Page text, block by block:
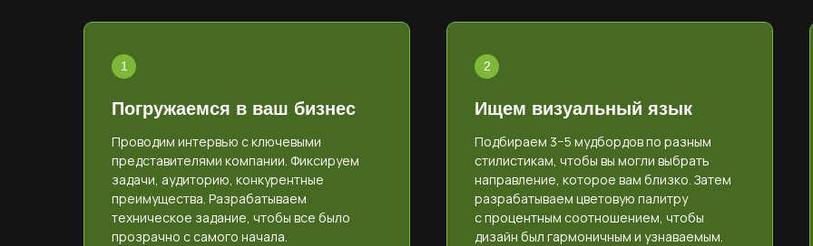
Погружаемся в ваш бизнес
Проводим интервью с ключевыми
представителями компании. Фиксируем
задачи, аудиторию, конкурентные
преимущества. Разрабатываем
техническое задание, чтобы все было
прозрачно с самого начала.
Ищем визуальный язык
Подбираем 3−5 мудбордов по разным
стилистикам, чтобы вы могли выбрать
направление, которое вам близко. Затем
разрабатываем цветовую палитру
с процентным соотношением, чтобы
дизайн был гармоничным и узнаваемым.